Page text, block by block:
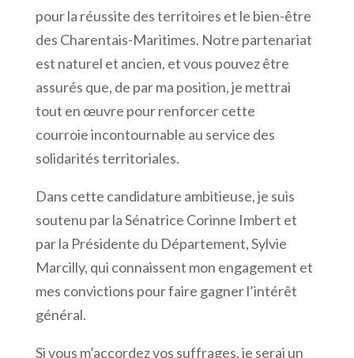
pour la réussite des territoires et le bien-être
des Charentais-Maritimes. Notre partenariat
est naturel et ancien, et vous pouvez être
assurés que, de par ma position, je mettrai
tout en œuvre pour renforcer cette
courroie incontournable au service des
solidarités territoriales.
Dans cette candidature ambitieuse, je suis
soutenu par la Sénatrice Corinne Imbert et
par la Présidente du Département, Sylvie
Marcilly, qui connaissent mon engagement et
mes convictions pour faire gagner l’intérêt
général.
Si vous m’accordez vos suffrages, je serai un